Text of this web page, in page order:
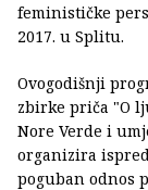
feminističke
2017. u Splitu.
Ovogodišnji
zbirke priča "O
Nore Verde i
organizira
poguban odnos